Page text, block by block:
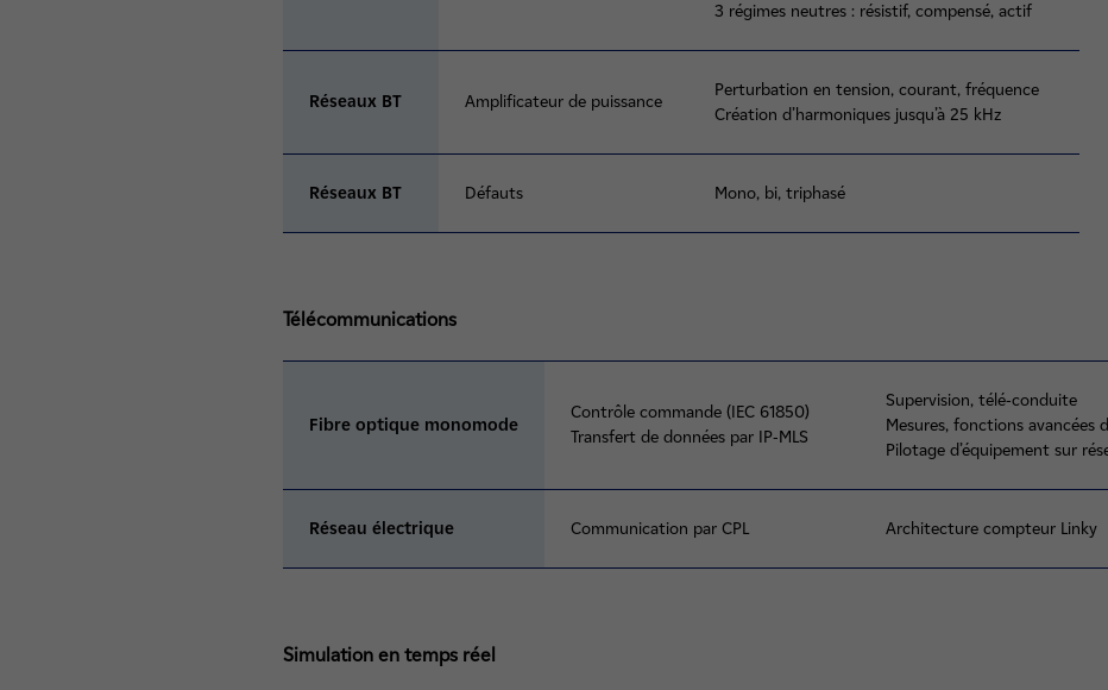
3 régimes neutres : résistif, compensé, actif
Réseaux BT Amplificateur de puissance
Perturbation en tension, courant, fréquence
Création d’harmoniques jusqu’à 25 kHz
Réseaux BT Défauts Mono, bi, triphasé
Télécommunications
Fibre optique monomode
Contrôle commande (IEC 61850)
Transfert de données par IP-MLS
Supervision, télé-conduite
Mesures, fonctions avancées
Pilotage d’équipement sur
Réseau électrique Communication par CPL Architecture compteur Linky
Simulation en temps réel